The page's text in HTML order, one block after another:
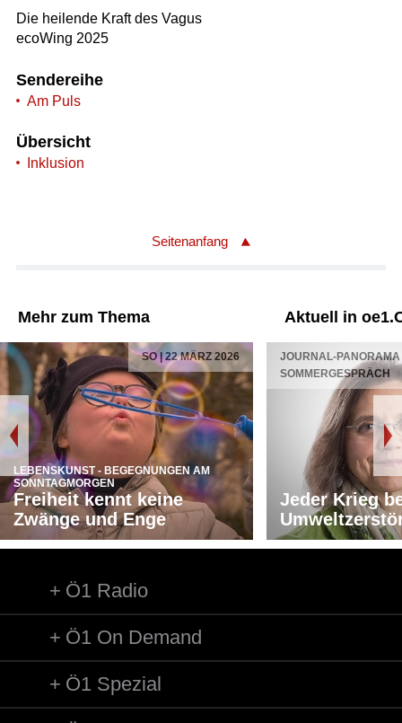
Die heilende Kraft des Vagus
ecoWing 2025
Sendereihe
Am Puls
Übersicht
Inklusion
Seitenanfang
Mehr zum Thema
SO | 22 MÄRZ 2026
LEBENSKUNST - BEGEGNUNGEN AM
SONNTAGMORGEN
Freiheit kennt keine
Zwänge und Enge
Aktuell in
JOURNAL-PANORAMA
SOMMERGESPRÄCH
Jeder Krieg
Ö1 Radio
Ö1 On Demand
Ö1 Spezial